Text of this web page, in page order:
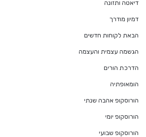
דיאטה ותזונה
דמיון מודרך
הבאת לקוחות חדשים
הגשמה עצמית והעצמה
הדרכת הורים
הומאופתיה
הורוסקופ אהבה שנתי
הורוסקופ יומי
הורוסקופ שבועי